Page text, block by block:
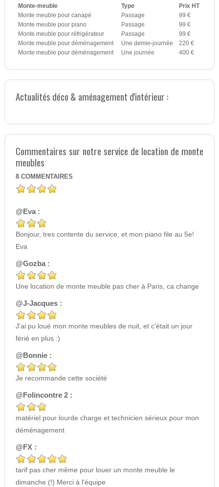
Monte-meuble Type
Prix HT
Monte meuble pour canapé
Passage
99 €
Monte meuble pour piano
Passage
99 €
Monte meuble pour réfrigérateur
Passage
99 €
Monte meuble pour déménagement
Une demie-journée
220 €
Monte meuble pour déménagement
Une journée 400 €
Actualités déco & aménagement d'intérieur :
Commentaires sur notre service de location de monte
meubles
8 COMMENTAIRES
@Eva :
Bonjour, tres contente du service, et mon piano file au 5e!
Eva
@Gozba :
Une location de monte meuble pas cher à Paris, ca change
@J-Jacques :
J'ai pu loué mon monte meubles de nuit, et c'était un jour
férié en plus :)
@Bonnie :
Je recommande cette société
@Folincontre 2 :
matériel pour lourde charge et technicien sérieux pour mon
déménagement
@FX :
tarif pas cher même pour louer un monte meuble le
dimanche (!) Merci à l'équipe